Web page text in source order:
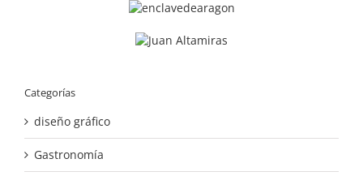
Categorías
diseño gráfico
Gastronomía